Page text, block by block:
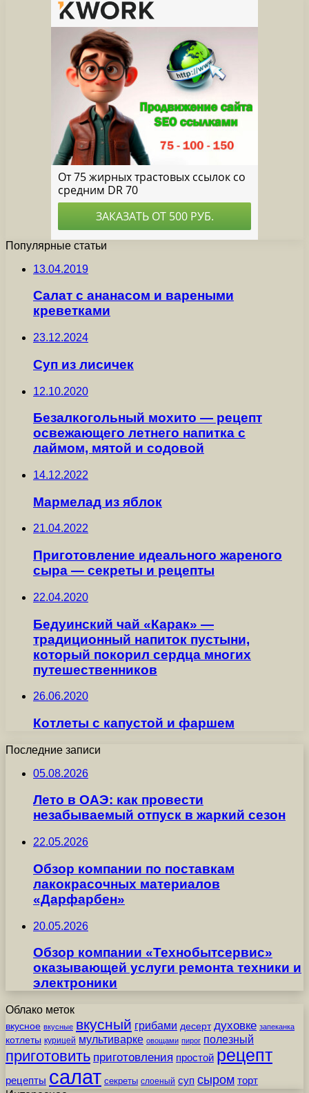
Популярные статьи
13.04.2019
Салат с ананасом и вареными
креветками
23.12.2024
Суп из лисичек
12.10.2020
Безалкогольный мохито — рецепт
освежающего летнего напитка с
лаймом, мятой и содовой
14.12.2022
Мармелад из яблок
21.04.2022
Приготовление идеального жареного
сыра — секреты и рецепты
22.04.2020
Бедуинский чай «Карак» —
традиционный напиток пустыни,
который покорил сердца многих
путешественников
26.06.2020
Котлеты с капустой и фаршем
Последние записи
05.08.2026
Лето в ОАЭ: как провести
незабываемый отпуск в жаркий сезон
22.05.2026
Обзор компании по поставкам
лакокрасочных материалов
«Дарфарбен»
20.05.2026
Обзор компании «Технобытсервис»
оказывающей услуги ремонта техники и
электроники
Облако меток
вкусное вкусные вкусный грибами десерт духовке запеканка
котлеты курицей мультиварке овощами пирог полезный
приготовить приготовления простой рецепт
рецепты салат секреты слоеный суп сыром торт